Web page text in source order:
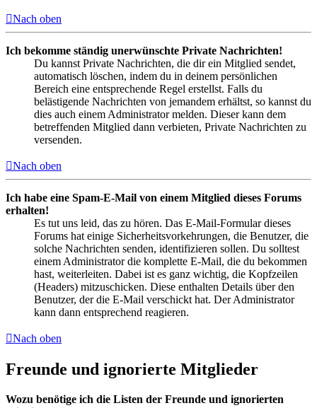
Nach oben
Ich bekomme ständig unerwünschte Private Nachrichten!
Du kannst Private Nachrichten, die dir ein Mitglied sendet,
automatisch löschen, indem du in deinem persönlichen
Bereich eine entsprechende Regel erstellst. Falls du
belästigende Nachrichten von jemandem erhältst, so kannst du
dies auch einem Administrator melden. Dieser kann dem
betreffenden Mitglied dann verbieten, Private Nachrichten zu
versenden.
Nach oben
Ich habe eine Spam-E-Mail von einem Mitglied dieses Forums
erhalten!
Es tut uns leid, das zu hören. Das E-Mail-Formular dieses
Forums hat einige Sicherheitsvorkehrungen, die Benutzer, die
solche Nachrichten senden, identifizieren sollen. Du solltest
einem Administrator die komplette E-Mail, die du bekommen
hast, weiterleiten. Dabei ist es ganz wichtig, die Kopfzeilen
(Headers) mitzuschicken. Diese enthalten Details über den
Benutzer, der die E-Mail verschickt hat. Der Administrator
kann dann entsprechend reagieren.
Nach oben
Freunde und ignorierte Mitglieder
Wozu benötige ich die Listen der Freunde und ignorierten